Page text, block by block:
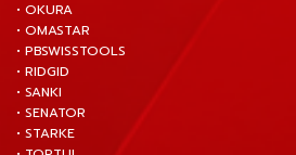
• OKURA
• OMASTAR
• PBSWISSTOOLS
• RIDGID
• SANKI
• SENATOR
• STARKE